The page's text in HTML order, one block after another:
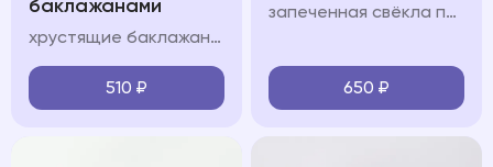
баклажанами
хрустящие баклажаны подаются с помидорами, сливочным сыром, пикантной заправкой, зеленым луком и кинзой
510 ₽
запеченная свёкла подается с сыром фета, орехово-медовой заправкой и тыквенными семечками с добавлением руколы
650 ₽